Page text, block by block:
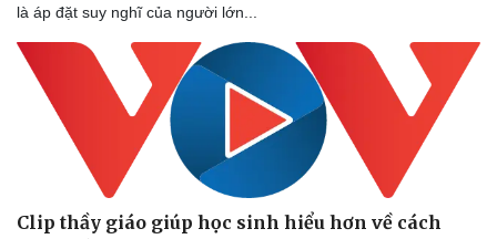
là áp đặt suy nghĩ của người lớn...
Clip thầy giáo giúp học sinh hiểu hơn về cách